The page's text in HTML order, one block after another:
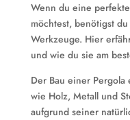
Wenn du eine
möchtest, benötigst
Werkzeuge. Hier
und wie du sie am
Der Bau einer
wie Holz, Metall und
aufgrund seiner